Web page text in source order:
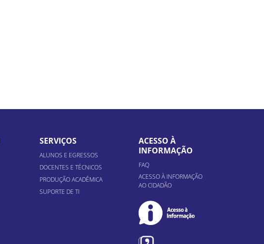
SERVIÇOS
ALUNOS E EGRESSOS
DOCENTES E TÉCNICOS
PRODUÇÃO ACADÊMICA
SUPORTE DE TI
ACESSO À
INFORMAÇÃO
FAQ
ACESSO À INFORMAÇÃO
AO CIDADÃO